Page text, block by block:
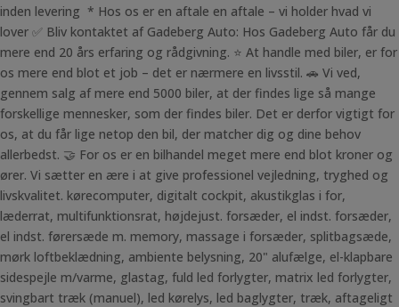
inden levering * Hos os er en aftale en aftale – vi holder hvad vi
lover ✅ Bliv kontaktet af Gadeberg Auto: Hos Gadeberg Auto får du
mere end 20 års erfaring og rådgivning. ⭐ At handle med biler, er for
os mere end blot et job – det er nærmere en livsstil. 🚗 Vi ved,
gennem salg af mere end 5000 biler, at der findes lige så mange
forskellige mennesker, som der findes biler. Det er derfor vigtigt for
os, at du får lige netop den bil, der matcher dig og dine behov
allerbedst. 🤝 For os er en bilhandel meget mere end blot kroner og
ører. Vi sætter en ære i at give professionel vejledning, tryghed og
livskvalitet. kørecomputer, digitalt cockpit, akustikglas i for,
læderrat, multifunktionsrat, højdejust. forsæder, el indst. forsæder,
el indst. førersæde m. memory, massage i forsæder, splitbagsæde,
mørk loftbeklædning, ambiente belysning, 20" alufælge, el-klapbare
sidespejle m/varme, glastag, fuld led forlygter, matrix led forlygter,
svingbart træk (manuel), led kørelys, led baglygter, træk, aftageligt